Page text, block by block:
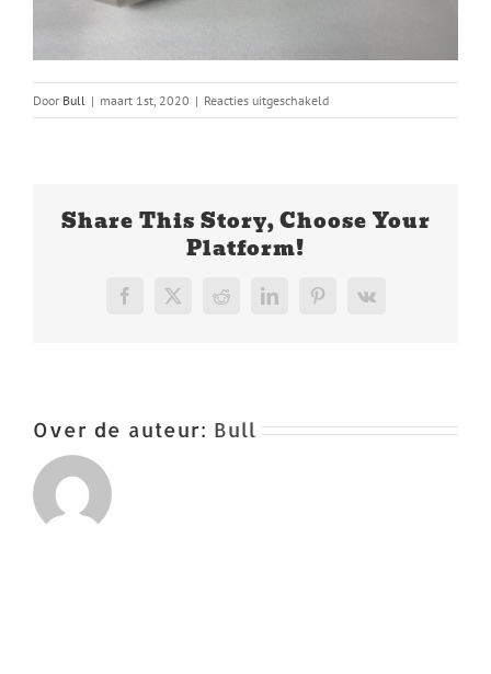
Door Bull | maart 1st, 2020 | Reacties uitgeschakeldvoor
9002-
Share This Story, Choose Your
Platform!
Facebook
X RedditLinkedInPinterest
Vk
Over de auteur: Bull